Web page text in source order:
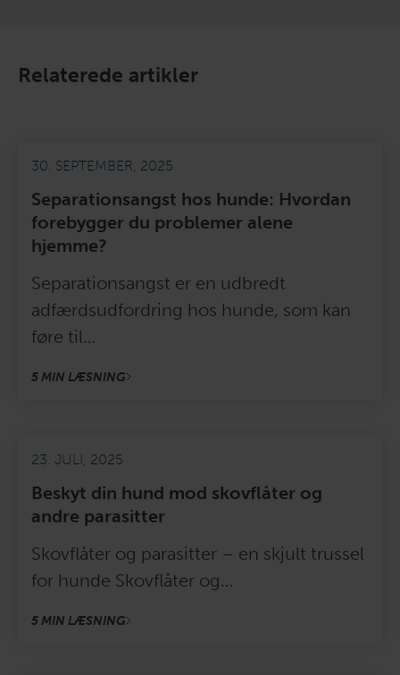
Relaterede artikler
30. SEPTEMBER, 2025
Separationsangst hos hunde: Hvordan
forebygger du problemer alene
hjemme?
Separationsangst er en udbredt
adfærdsudfordring hos hunde, som kan
føre til…
5 MIN LÆSNING
23. JULI, 2025
Beskyt din hund mod skovflåter og
andre parasitter
Skovflåter og parasitter – en skjult trussel
for hunde Skovflåter og…
5 MIN LÆSNING